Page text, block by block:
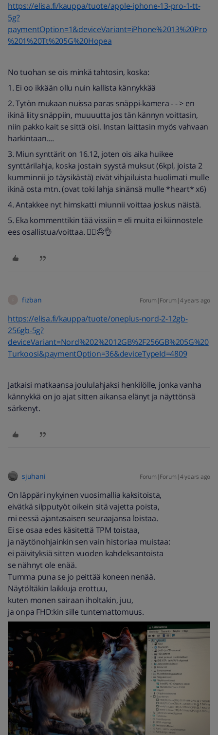
https://elisa.fi/kauppa/tuote/apple-iphone-13-pro-1-tt-
5g?
paymentOption=1&deviceVariant=iPhone%2013%20Pro
%201%20Tt%205G%20Hopea
No tuohan se ois minkä tahtosin, koska:
1. Ei oo ikkään ollu nuin kallista kännykkää
2. Tytön mukaan nuissa paras snäppi-kamera - - > en
ikinä liity snäppiin, muuuutta jos tän kännyn voittasin,
niin pakko kait se sittä oisi. Instan laittasin myös vahvaan
harkintaan....
3. Miun synttärit on 16.12, joten ois aika huikee
synttärilahja, koska jostain syystä muksut (6kpl, joista 2
kumminnii jo täysikästä) eivät vihjailuista huolimati mulle
ikinä osta mtn. (ovat toki lahja sinänsä mulle *heart* x6)
4. Antakkee nyt himskatti miunnii voittaa joskus näistä.
5. Eka kommenttikin tää vissiin = eli muita ei kiinnostele
ees osallistua/voittaa. 🤷‍♀️😅👌
fizban Forum|Forum|4 years ago
https://elisa.fi/kauppa/tuote/oneplus-nord-2-12gb-
256gb-5g?
deviceVariant=Nord%202%2012GB%2F256GB%205G%20
Turkoosi&paymentOption=36&deviceTypeId=4809
Jatkaisi matkaansa joululahjaksi henkilölle, jonka vanha
kännykkä on jo ajat sitten aikansa elänyt ja näyttönsä
särkenyt.
sjuhani Forum|Forum|4 years ago
On läppäri nykyinen vuosimallia kaksitoista,
eivätkä silpputyöt oikein sitä vajetta poista,
mi eessä ajantasaisen seuraajansa loistaa.
Ei se osaa edes käsitettä TPM toistaa,
ja näytönohjainkin sen vain historiaa muistaa:
ei päivityksiä sitten vuoden kahdeksantoista
se nähnyt ole enää.
Tumma puna se jo peittää koneen nenää.
Näytöltäkin laikkuja erottuu,
kuten monen sairaan iholtakin, juu,
ja onpa FHD:kin sille tuntemattomuus.